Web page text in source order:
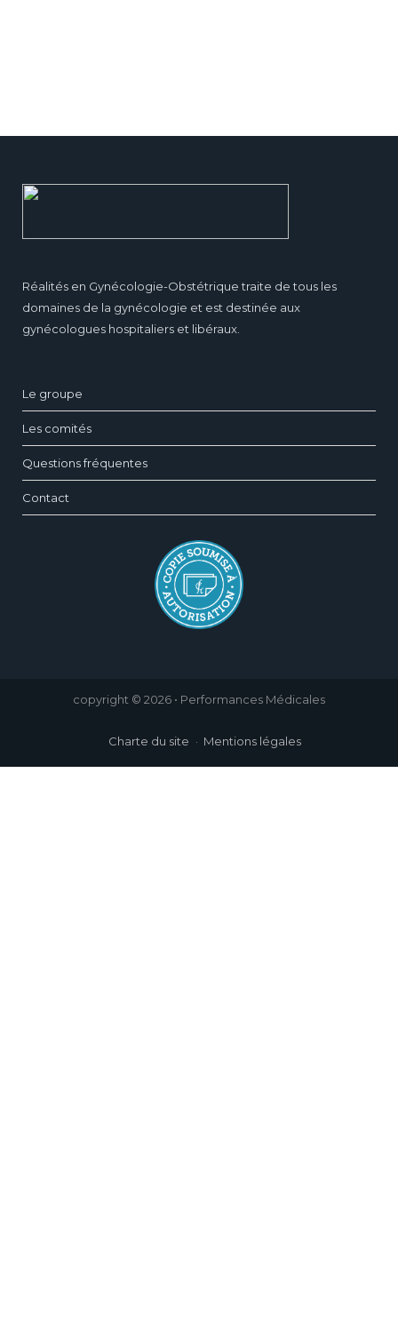
Réalités en Gynécologie-Obstétrique traite de tous les
domaines de la gynécologie et est destinée aux
gynécologues hospitaliers et libéraux.
Le groupe
Les comités
Questions fréquentes
Contact
copyright © 2026 • Performances Médicales
Charte du site Mentions légales